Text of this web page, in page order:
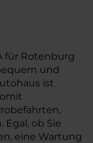
für Rotenburg
und
ist
ob Sie
eine Wartung